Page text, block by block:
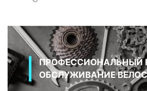
ПРОФЕССИОНАЛЬНЫЙ
ОБСЛУЖИВАНИЕ